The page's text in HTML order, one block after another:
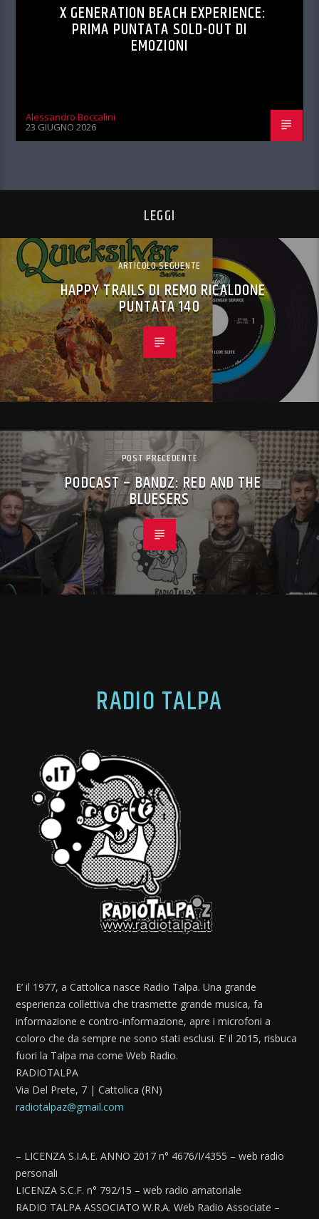
X GENERATION BEACH EXPERIENCE:
PRIMA PUNTATA SOLD-OUT DI
EMOZIONI
Alessandro Boccalini
23 GIUGNO 2026
LEGGI
ARTICOLO SEGUENTE
HAPPY TRAILS DI REMO RICALDONE
PUNTATA 140
POST PRECEDENTE
PODCAST – BANDZ: RED AND THE
BLUESERS
RADIO TALPA
E’ il 1977, a Cattolica nasce Radio Talpa. Una grande
esperienza collettiva che trasmette grande musica, fa
informazione e contro-informazione, apre i microfoni a
coloro che da sempre ne sono stati esclusi. E’ il 2015, risbuca
fuori la Talpa ma come Web Radio.
RADIOTALPA
Via Del Prete, 7 | Cattolica (RN)
radiotalpaz@gmail.com
– LICENZA S.I.A.E. ANNO 2017 n° 4676/I/4355 – web radio
personali
LICENZA S.C.F. n° 792/15 – web radio amatoriale
RADIO TALPA ASSOCIATO W.R.A. Web Radio Associate –